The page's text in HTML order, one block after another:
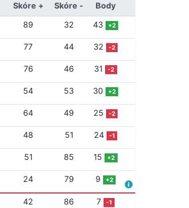
Skóre + Skóre -
Body
89 32 43 +2
77 44 32 -2
76 46 31 -2
54 53 30 +2
64 49 25 -2
48 51 24 -1
51 85 15 +2
24 79 9 +2
42 86 7 -1